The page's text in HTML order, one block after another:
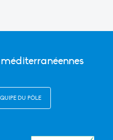
DU PÔLE